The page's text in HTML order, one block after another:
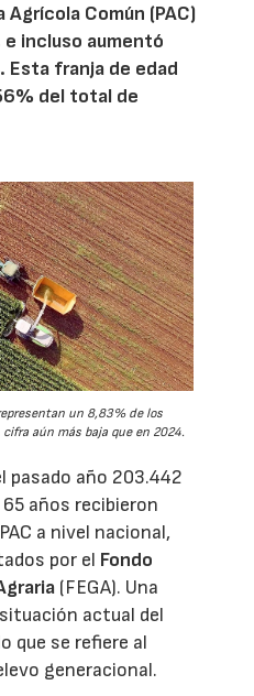
Común (PAC)
incluso aumentó
franja de edad
del total de
un 8,83% de los
aún más baja que en 2024.
pasado año 203.442
años recibieron
a nivel nacional,
por el Fondo
(FEGA). Una
actual del
que se refiere al
generacional.